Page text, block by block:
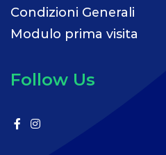
Condizioni Generali
Modulo prima visita
Follow Us